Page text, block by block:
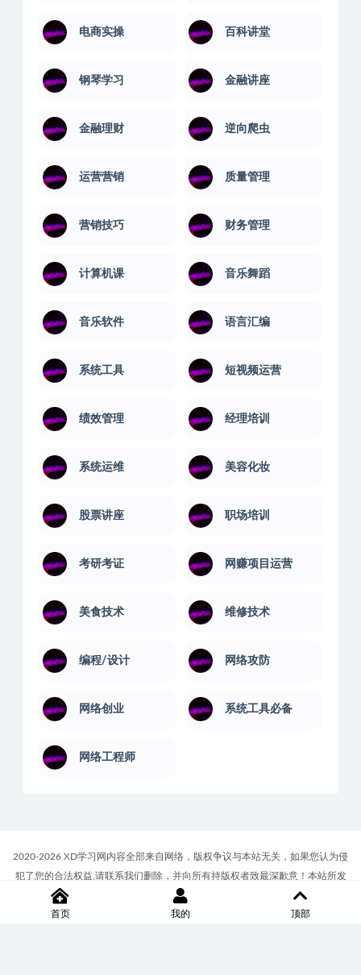
电商实操 百科讲堂
钢琴学习 金融讲座
金融理财 逆向爬虫
运营营销 质量管理
营销技巧 财务管理
计算机课 音乐舞蹈
音乐软件 语言汇编
系统工具 短视频运营
绩效管理 经理培训
系统运维 美容化妆
股票讲座 职场培训
考研考证 网赚项目运营
美食技术 维修技术
编程/设计 网络攻防
网络创业 系统工具必备
网络工程师
2020-2026 XD学习网内容全部来自网络，版权争议与本站无关，如果您认为侵
犯了您的合法权益,请联系我们删除，并向所有持版权者致最深歉意！本站所发
布的一切学习教程、软件等资料仅限用于学习体验和研究目的；请自觉下载后
24小时内删除，如果您喜欢该资料，请支持正版！商务合作或版权联系邮箱
首页 我的 顶部